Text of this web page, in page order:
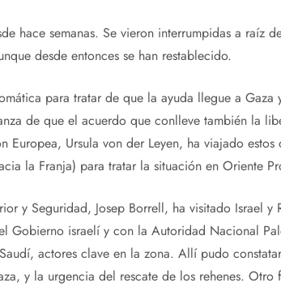
hace semanas. Se vieron interrumpidas a raíz
desde entonces se han restablecido.
para tratar de que la ayuda llegue a Gaza
de que el acuerdo que conlleve también la
Ursula von der Leyen, ha viajado estos
la Franja) para tratar la situación en Oriente
y Seguridad, Josep Borrell, ha visitado Israel y
Gobierno israelí y con la Autoridad Nacional
actores clave en la zona. Allí pudo
y la urgencia del rescate de los rehenes. Otro